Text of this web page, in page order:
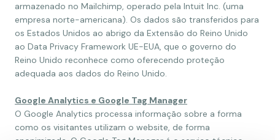
armazenado no Mailchimp, operado pela Intuit Inc. (uma
empresa norte-americana). Os dados são transferidos para
os Estados Unidos ao abrigo da Extensão do Reino Unido
ao Data Privacy Framework UE-EUA, que o governo do
Reino Unido reconhece como oferecendo proteção
adequada aos dados do Reino Unido.
Google Analytics e Google Tag Manager
O Google Analytics processa informação sobre a forma
como os visitantes utilizam o website, de forma